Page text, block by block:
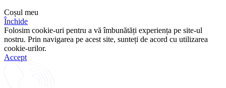
Coșul meu
Închide
Folosim cookie-uri pentru a vă îmbunătăți experiența pe site-ul
nostru. Prin navigarea pe acest site, sunteți de acord cu utilizarea
cookie-urilor.
Accept